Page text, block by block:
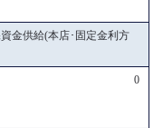
金供給(本店･固定金利方
0